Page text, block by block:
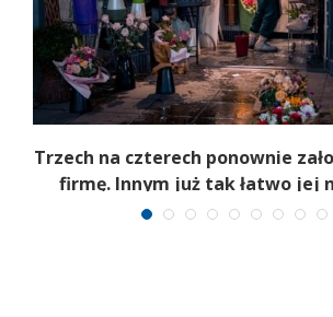
Trzech na czterech ponownie
firmę. Innym już tak łatwo jej